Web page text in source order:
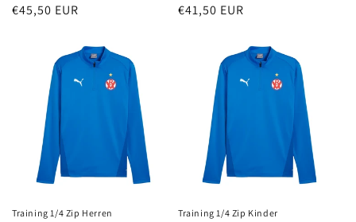
Normaler
€45,50 EUR
Normaler
€41,50 EUR
Training 1/4 Zip Herren Training 1/4 Zip Kinder